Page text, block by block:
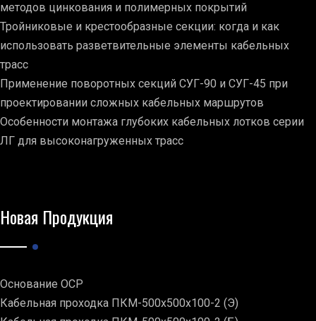
методов цинкования и полимерных покрытий
Тройниковые и крестообразные секции: когда и как
использовать разветвительные элементы кабельных
трасс
Применение поворотных секций СУГ-90 и СУГ-45 при
проектировании сложных кабельных маршрутов
Особенности монтажа глубоких кабельных лотков серии
ЛГ для высоконагруженных трасс
Новая Продукция
Основание ОСР
Кабельная проходка ПКМ-500х500х100-2 (Э)